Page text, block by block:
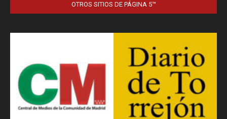
OTROS SITIOS DE PÁGINA 5™